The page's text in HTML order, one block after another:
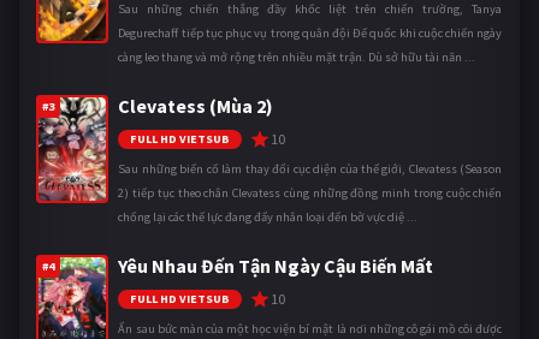
Sau những chiến thắng đầy khốc liệt trên chiến trường, Tanya
Degurechaff tiếp tục phục vụ trong quân đội Đế quốc khi cuộc chiến ngày
càng leo thang và mở rộng trên nhiều mặt trận. Dù sở hữu tài năn ...
#3 Clevatess (Mùa 2)
FULL HD VIETSUB 10
Sau những biến cố làm thay đổi cục diện của thế giới, Clevatess (Season
2) tiếp tục theo chân Clevatess cùng những đồng minh trong cuộc chiến
chống lại các thế lực đang đẩy nhân loại đến bờ vực diệ ...
#4 Yêu Nhau Đến Tận Ngày Cậu Biến Mất
FULL HD VIETSUB 10
Ẩn sau bức màn của một học viện bí mật là nơi những cô gái mồ côi được